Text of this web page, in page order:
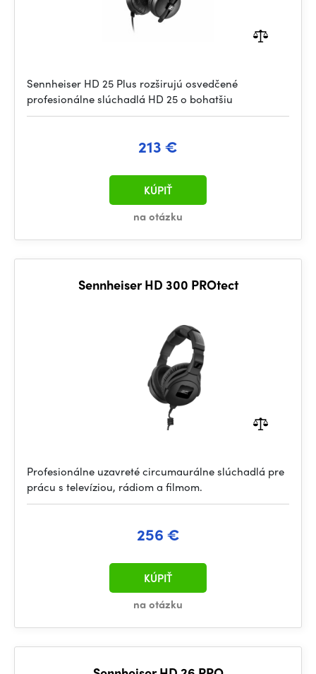
Sennheiser HD 25 Plus rozširujú osvedčené
profesionálne slúchadlá HD 25 o bohatšiu
213 €
na otázku
KÚPIŤ
Sennheiser HD 300 PROtect
Profesionálne uzavreté circumaurálne slúchadlá pre
prácu s televíziou, rádiom a filmom.
256 €
na otázku
KÚPIŤ